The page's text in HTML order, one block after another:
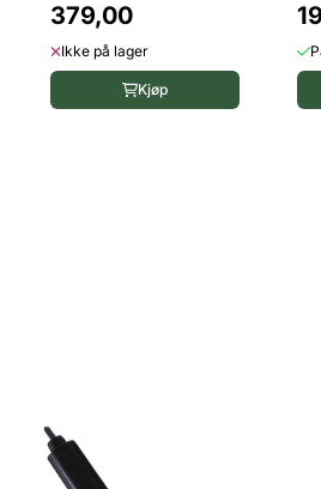
kalibreringskit
379,00
Ikke på lager
Kjøp